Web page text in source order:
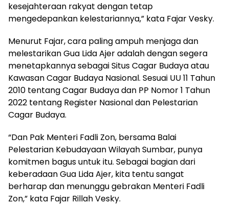
kesejahteraan rakyat dengan tetap
mengedepankan kelestariannya,” kata Fajar Vesky.
Menurut Fajar, cara paling ampuh menjaga dan
melestarikan Gua Lida Ajer adalah dengan segera
menetapkannya sebagai Situs Cagar Budaya atau
Kawasan Cagar Budaya Nasional. Sesuai UU 11 Tahun
2010 tentang Cagar Budaya dan PP Nomor 1 Tahun
2022 tentang Register Nasional dan Pelestarian
Cagar Budaya.
“Dan Pak Menteri Fadli Zon, bersama Balai
Pelestarian Kebudayaan Wilayah Sumbar, punya
komitmen bagus untuk itu. Sebagai bagian dari
keberadaan Gua Lida Ajer, kita tentu sangat
berharap dan menunggu gebrakan Menteri Fadli
Zon,” kata Fajar Rillah Vesky.